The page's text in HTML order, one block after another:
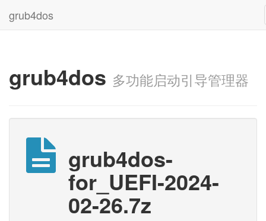
grub4dos
grub4dos 多功能启动引导管理器
grub4dos-
for_UEFI-2024-
02-26.7z